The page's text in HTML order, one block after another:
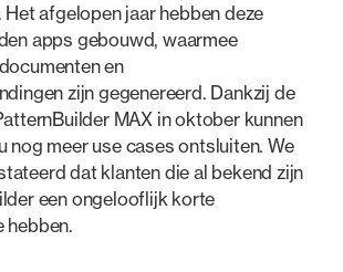
Het afgelopen jaar hebben deze
apps gebouwd, waarmee
en
zijn gegenereerd. Dankzij de
MAX in oktober kunnen
nog meer use cases ontsluiten. We
dat klanten die al bekend zijn
een ongelooflijk korte